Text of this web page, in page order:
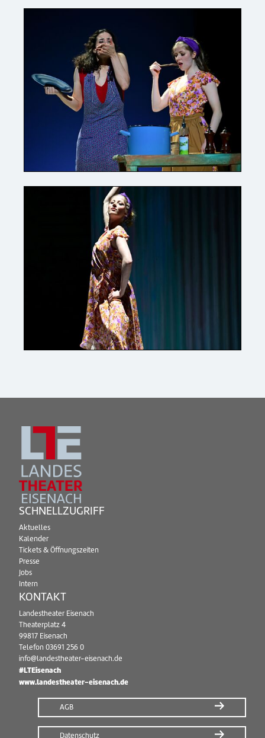
SCHNELLZUGRIFF
Aktuelles
Kalender
Tickets & Öffnungszeiten
Presse
Jobs
Intern
KONTAKT
Landestheater Eisenach
Theaterplatz 4
99817 Eisenach
Telefon 03691 256 0
info@landestheater-eisenach.de
#LTEisenach
www.landestheater-eisenach.de
AGB
Datenschutz